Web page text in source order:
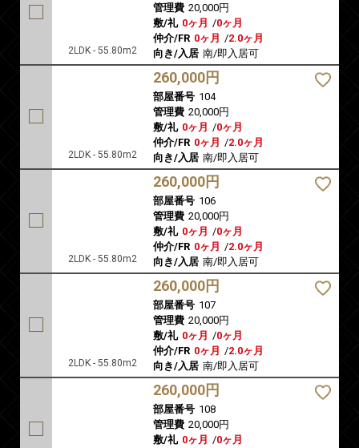
2LDK - 55.80m2
管理費 20,000円
敷/礼 0ヶ月 /0ヶ月
仲介/FR 0ヶ月 /2.0ヶ月
向き/入居 南/即入居可
2LDK - 55.80m2
260,000円
部屋番号 104
管理費 20,000円
敷/礼 0ヶ月 /0ヶ月
仲介/FR 0ヶ月 /2.0ヶ月
向き/入居 南/即入居可
2LDK - 55.80m2
260,000円
部屋番号 106
管理費 20,000円
敷/礼 0ヶ月 /0ヶ月
仲介/FR 0ヶ月 /2.0ヶ月
向き/入居 南/即入居可
2LDK - 55.80m2
260,000円
部屋番号 107
管理費 20,000円
敷/礼 0ヶ月 /0ヶ月
仲介/FR 0ヶ月 /2.0ヶ月
向き/入居 南/即入居可
260,000円
部屋番号 108
管理費 20,000円
敷/礼 0ヶ月 /0ヶ月